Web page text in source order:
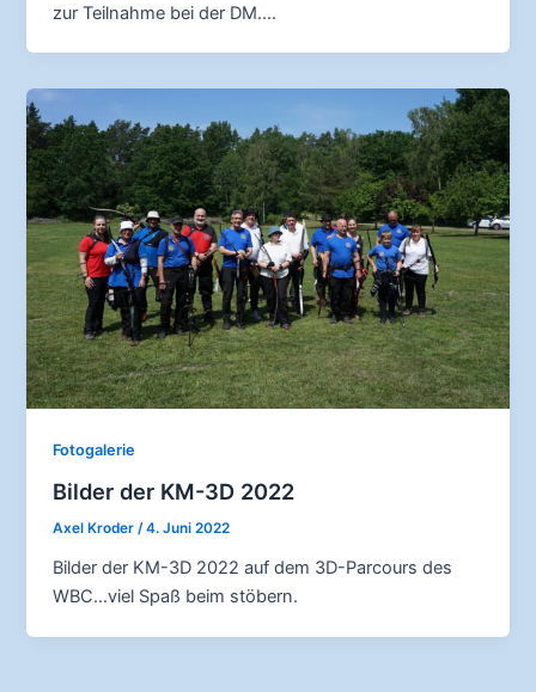
zur Teilnahme bei der DM….
Fotogalerie
Bilder der KM-3D 2022
Axel Kroder/4. Juni 2022
Bilder der KM-3D 2022 auf dem 3D-Parcours des
WBC…viel Spaß beim stöbern.